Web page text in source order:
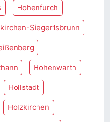
Hohenfurch
Siegertsbrunn
Hohenwarth
Hollstadt
Holzkirchen